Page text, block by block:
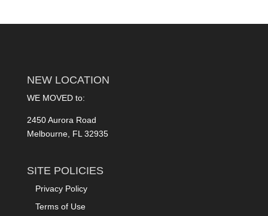
NEW LOCATION
WE MOVED to:
2450 Aurora Road
Melbourne, FL 32935
SITE POLICIES
Privacy Policy
Terms of Use